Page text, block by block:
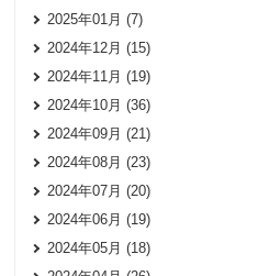
2025年01月 (7)
2024年12月 (15)
2024年11月 (19)
2024年10月 (36)
2024年09月 (21)
2024年08月 (23)
2024年07月 (20)
2024年06月 (19)
2024年05月 (18)